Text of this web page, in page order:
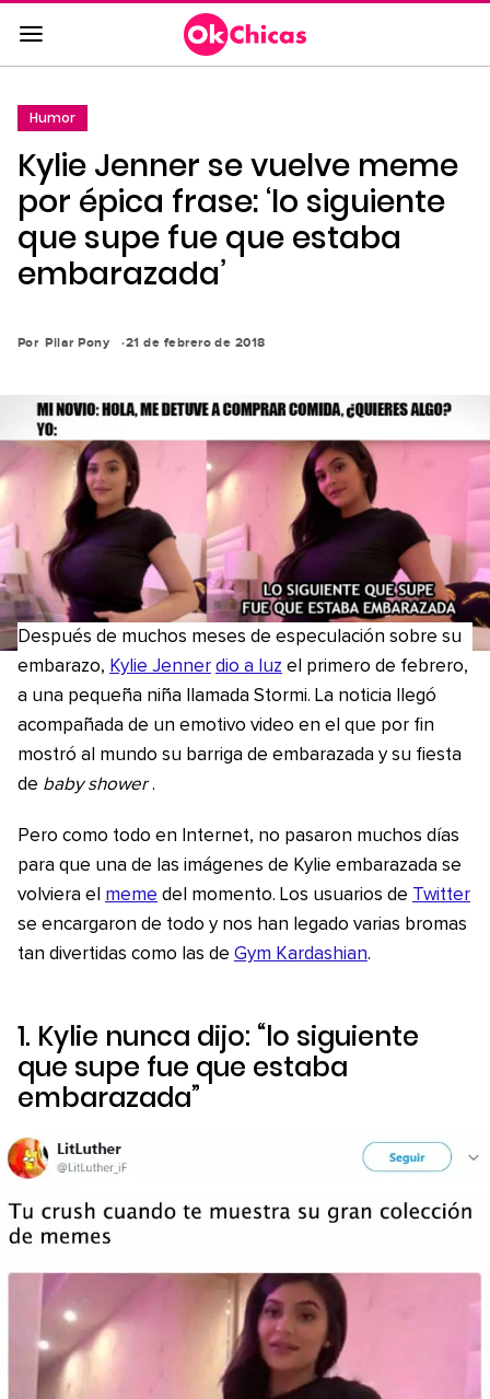
Saltar
al
contenido
a
la
navegación
principal
Humor
Kylie Jenner se vuelve meme
por épica frase: ‘lo siguiente
que supe fue que estaba
embarazada’
Por Pilar Pony 21 de febrero de 2018
Después de muchos meses de especulación sobre su
embarazo, Kylie Jenner dio a luz el primero de febrero,
a una pequeña niña llamada Stormi. La noticia llegó
acompañada de un emotivo video en el que por fin
mostró al mundo su barriga de embarazada y su fiesta
de baby shower .
Pero como todo en Internet, no pasaron muchos días
para que una de las imágenes de Kylie embarazada se
volviera el meme del momento. Los usuarios de Twitter
se encargaron de todo y nos han legado varias bromas
tan divertidas como las de Gym Kardashian.
1. Kylie nunca dijo: “lo siguiente
que supe fue que estaba
embarazada”